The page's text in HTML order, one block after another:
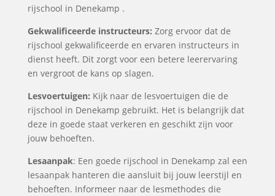
rijschool in Denekamp .
Gekwalificeerde instructeurs: Zorg ervoor dat de
rijschool gekwalificeerde en ervaren instructeurs in
dienst heeft. Dit zorgt voor een betere leerervaring
en vergroot de kans op slagen.
Lesvoertuigen: Kijk naar de lesvoertuigen die de
rijschool in Denekamp gebruikt. Het is belangrijk dat
deze in goede staat verkeren en geschikt zijn voor
jouw behoeften.
Lesaanpak: Een goede rijschool in Denekamp zal een
lesaanpak hanteren die aansluit bij jouw leerstijl en
behoeften. Informeer naar de lesmethodes die